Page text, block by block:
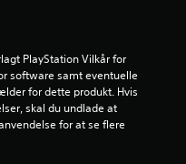
PlayStation Vilkår for
software samt eventuelle
for dette produkt. Hvis
skal du undlade at
for at se flere